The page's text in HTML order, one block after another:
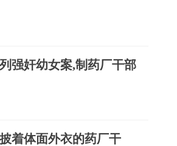
强奸幼女案,制药厂干部
着体面外衣的药厂干